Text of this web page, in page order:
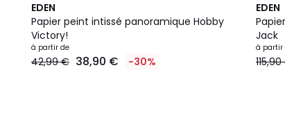
EDEN
Papier peint intissé panoramique Hobby
Victory!
Prix
à
à partir de
42,99 € 38,90 € -30%
EDEN
Jack
à partir